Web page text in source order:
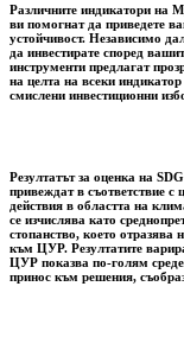
Различните индикатори на
ви помогнат да приведете
устойчивост. Независимо
да инвестирате според
инструменти предлагат
на целта на всеки
смислени инвестиционни
Резултатът за оценка на
привеждат в съответствие
действия в областта на
се изчислява като
стопанство, което отразява
към ЦУР. Резултатите
ЦУР показва по-голям
принос към решения,